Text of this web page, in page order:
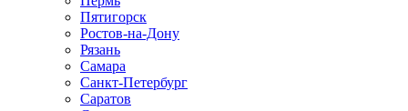
Пятигорск
Ростов-на-Дону
Рязань
Самара
Санкт-Петербург
Саратов